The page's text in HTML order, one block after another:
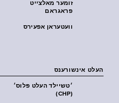
זומער מאלצייט
פראגראם
וועטעראן אפעירס
העלט אינשורענס
׳טשיילד העלט פּלוס׳
(CHP)